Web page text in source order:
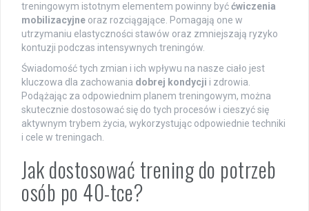
treningowym istotnym elementem powinny byććwiczenia
mobilizacyjne oraz rozciągające. Pomagają one w
utrzymaniu elastyczności stawów oraz zmniejszają ryzyko
kontuzji podczas intensywnych treningów.
Świadomość tych zmian i ich wpływu na nasze ciało jest
kluczowa dla zachowania dobrej kondycji i zdrowia.
Podążając za odpowiednim planem treningowym, można
skutecznie dostosować się do tych procesów i cieszyć się
aktywnym trybem życia, wykorzystując odpowiednie techniki
i cele w treningach.
Jak dostosować trening do potrzeb
osób po 40-tce?